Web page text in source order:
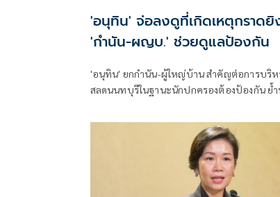
'อนุทิน' จ่อลงดูที่เกิดเหตุกราดยิ
'กำนัน-ผญบ.' ช่วยดูแลป้องกัน
'อนุทิน' ยกกำนัน-ผู้ใหญ่บ้าน สำคัญต่อการบริห
สลดนนทบุรีในฐานะนักปกครองต้องป้องกัน ย้ำ
เตรียมรุดลงดูที่เกิดเหตุ